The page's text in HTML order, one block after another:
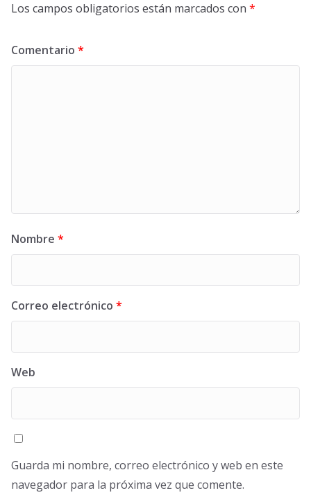
Los campos obligatorios están marcados con *
Comentario *
Nombre *
Correo electrónico *
Web
Guarda mi nombre, correo electrónico y web en este
navegador para la próxima vez que comente.